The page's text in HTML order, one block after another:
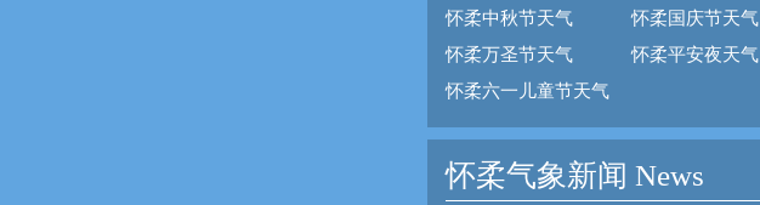
怀柔中秋节天气
怀柔国庆节天气
怀柔万圣节天气
怀柔平安夜天气
怀柔六一儿童节天气
怀柔气象新闻 News